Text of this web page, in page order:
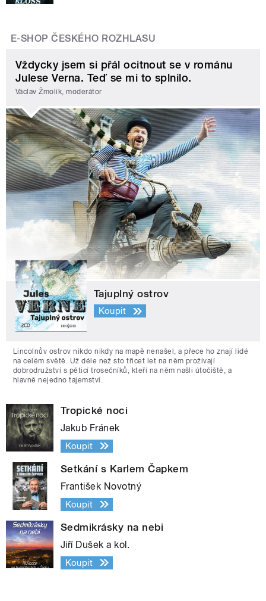
E-SHOP ČESKÉHO ROZHLASU
Vždycky jsem si přál ocitnout se v románu
Julese Verna. Teď se mi to splnilo.
Václav Žmolík, moderátor
Tajuplný ostrov
Koupit
Lincolnův ostrov nikdo nikdy na mapě nenašel, a přece ho znají lidé
na celém světě. Už déle než sto třicet let na něm prožívají
dobrodružství s pěticí trosečníků, kteří na něm našli útočiště, a
hlavně nejedno tajemství.
Tropické noci
Jakub Fránek
Koupit
Setkání s Karlem Čapkem
František Novotný
Koupit
Sedmikrásky na nebi
Jiří Dušek a kol.
Koupit